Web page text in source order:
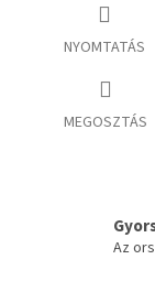
NYOMTATÁS
MEGOSZTÁS
Az